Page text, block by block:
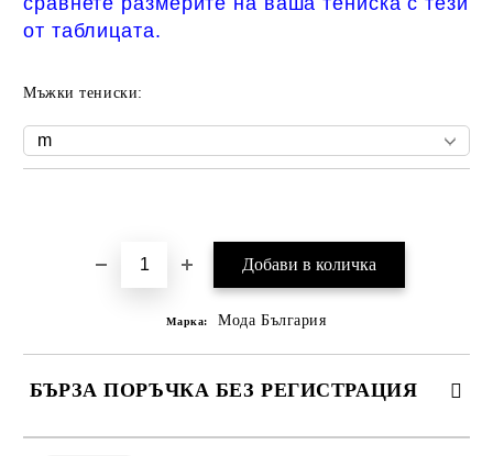
от таблицата.
Мъжки тениски:
Марка: Мода България
БЪРЗА ПОРЪЧКА БЕЗ РЕГИСТРАЦИЯ